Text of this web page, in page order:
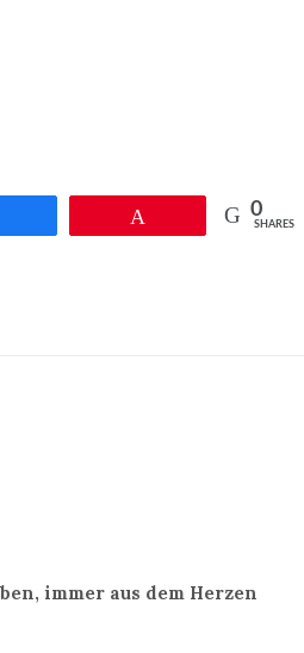
0
SHARES
immer aus dem Herzen